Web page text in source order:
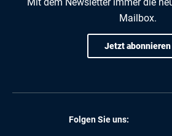
Mailbox.
Jetzt abonnieren
Folgen Sie uns: